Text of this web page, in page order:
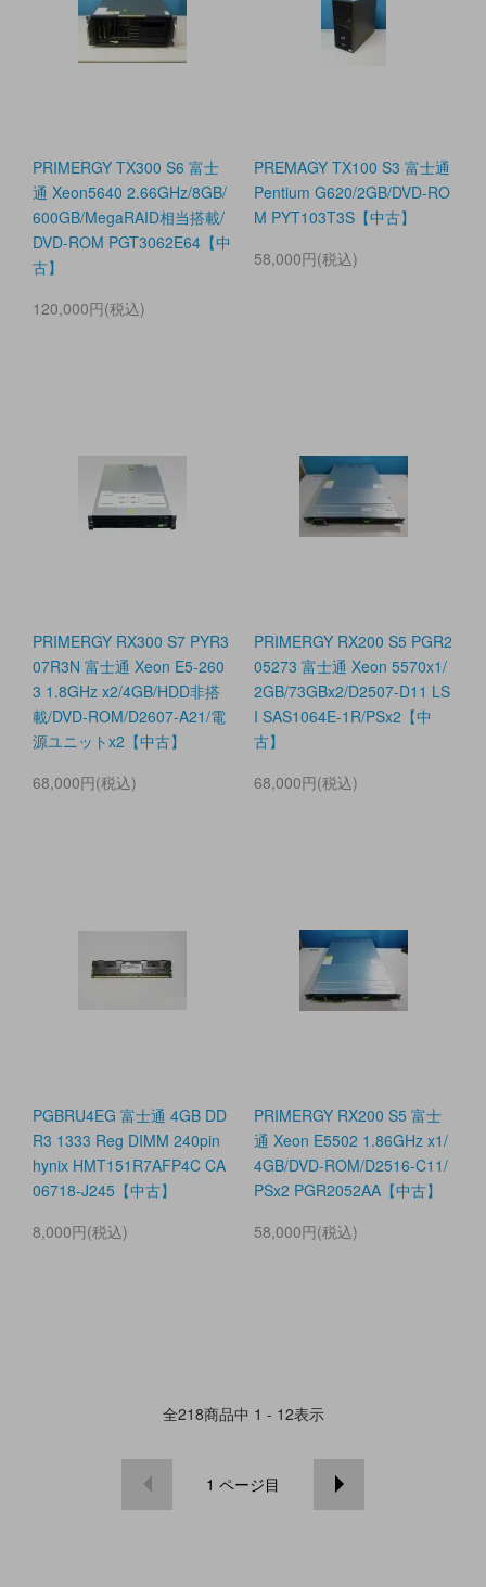
PRIMERGY TX300 S6 富士
通 Xeon5640 2.66GHz/8GB/
600GB/MegaRAID相当搭載/
DVD-ROM PGT3062E64【中
古】
120,000円(税込)
PREMAGY TX100 S3 富士通
Pentium G620/2GB/DVD-RO
M PYT103T3S【中古】
58,000円(税込)
PRIMERGY RX300 S7 PYR3
07R3N 富士通 Xeon E5-260
3 1.8GHz x2/4GB/HDD非搭
載/DVD-ROM/D2607-A21/電
源ユニットx2【中古】
68,000円(税込)
PRIMERGY RX200 S5 PGR2
05273 富士通 Xeon 5570x1/
2GB/73GBx2/D2507-D11 LS
I SAS1064E-1R/PSx2【中
古】
68,000円(税込)
PGBRU4EG 富士通 4GB DD
R3 1333 Reg DIMM 240pin
hynix HMT151R7AFP4C CA
06718-J245【中古】
8,000円(税込)
PRIMERGY RX200 S5 富士
通 Xeon E5502 1.86GHz x1/
4GB/DVD-ROM/D2516-C11/
PSx2 PGR2052AA【中古】
58,000円(税込)
全218商品中 1 - 12表示
1 ページ目